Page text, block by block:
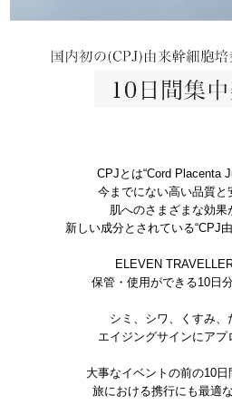
CPJとは“Cord Placenta
今までにない高い品質と
肌へのさまざまな効果
新しい成分とされている“CPJ
ELEVEN
保管・使用ができる10日
シミ、シワ、くすみ、
エイジングサインにアプ
大事なイベントの前の10日
旅における携行にも最適